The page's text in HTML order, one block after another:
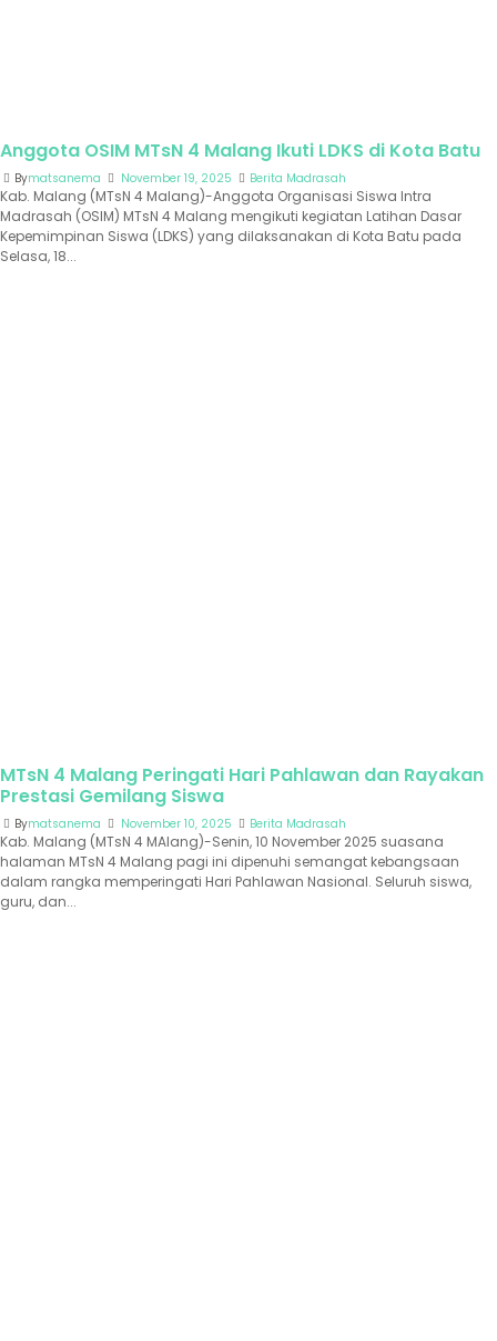
Anggota OSIM MTsN 4 Malang Ikuti LDKS di Kota Batu
Bymatsanema November 19, 2025 Berita Madrasah
Kab. Malang (MTsN 4 Malang)-Anggota Organisasi Siswa Intra
Madrasah (OSIM) MTsN 4 Malang mengikuti kegiatan Latihan Dasar
Kepemimpinan Siswa (LDKS) yang dilaksanakan di Kota Batu pada
Selasa, 18...
MTsN 4 Malang Peringati Hari Pahlawan dan Rayakan
Prestasi Gemilang Siswa
Bymatsanema November 10, 2025 Berita Madrasah
Kab. Malang (MTsN 4 MAlang)-Senin, 10 November 2025 suasana
halaman MTsN 4 Malang pagi ini dipenuhi semangat kebangsaan
dalam rangka memperingati Hari Pahlawan Nasional. Seluruh siswa,
guru, dan...